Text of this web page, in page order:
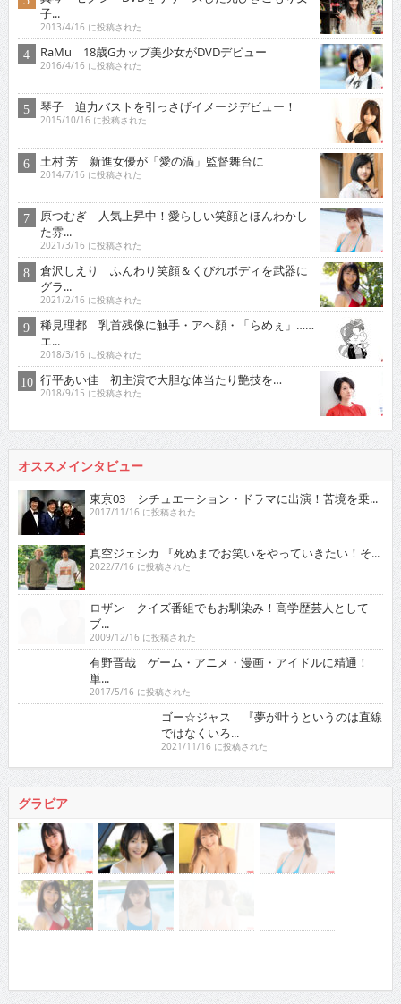
子...
2013/4/16 に投稿された
RaMu 18歳Gカップ美少女がDVDデビュー
2016/4/16 に投稿された
琴子 迫力バストを引っさげイメージデビュー！
2015/10/16 に投稿された
土村 芳 新進女優が「愛の渦」監督舞台に
2014/7/16 に投稿された
原つむぎ 人気上昇中！愛らしい笑顔とほんわかし
た雰...
2021/3/16 に投稿された
倉沢しえり ふんわり笑顔＆くびれボディを武器に
グラ...
2021/2/16 に投稿された
稀見理都 乳首残像に触手・アヘ顔・「らめぇ」……
エ...
2018/3/16 に投稿された
行平あい佳 初主演で大胆な体当たり艶技を…
2018/9/15 に投稿された
オススメインタビュー
東京03 シチュエーション・ドラマに出演！苦境を乗...
2017/11/16 に投稿された
真空ジェシカ 『死ぬまでお笑いをやっていきたい！そ...
2022/7/16 に投稿された
ロザン クイズ番組でもお馴染み！高学歴芸人として
ブ...
2009/12/16 に投稿された
有野晋哉 ゲーム・アニメ・漫画・アイドルに精通！
単...
2017/5/16 に投稿された
ゴー☆ジャス 『夢が叶うというのは直線ではなくい
2021/11/16 に投稿された
グラビア